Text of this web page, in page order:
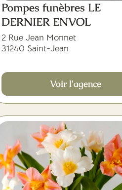
Pompes funèbres LE
DERNIER ENVOL
2 Rue Jean Monnet
31240 Saint-Jean
Voir l'agence